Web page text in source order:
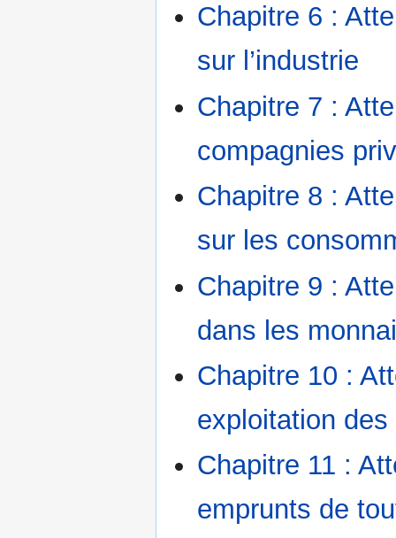
Chapitre 6 :
sur l’industrie
Chapitre 7 :
compagnies
Chapitre 8 :
sur les
Chapitre 9 :
dans les
Chapitre 10 :
exploitation
Chapitre 11 :
emprunts de